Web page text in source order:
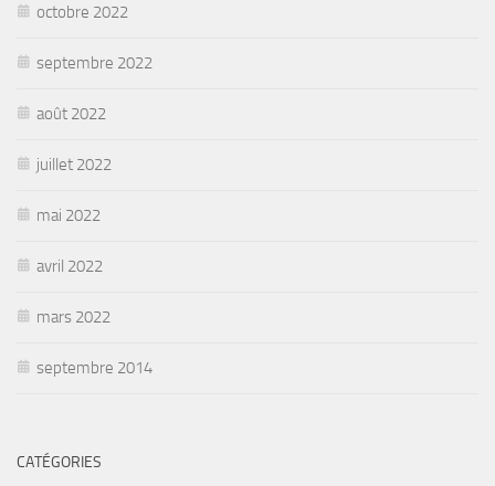
octobre 2022
septembre 2022
août 2022
juillet 2022
mai 2022
avril 2022
mars 2022
septembre 2014
CATÉGORIES